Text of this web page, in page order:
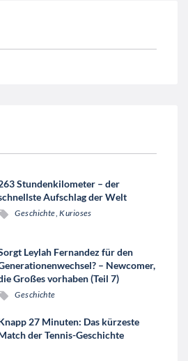
Stundenkilometer – der
Aufschlag der Welt
Geschichte ,Kurioses
Leylah Fernandez für den
– Newcomer,
Großes vorhaben (Teil 7)
Geschichte
27 Minuten: Das kürzeste
der Tennis-Geschichte